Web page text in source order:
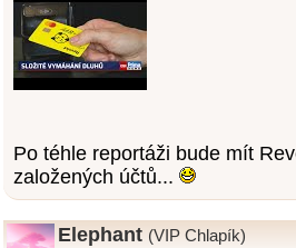
Po téhle reportáži bude mít
založených účtů...
Elephant (VIP Chlapík)